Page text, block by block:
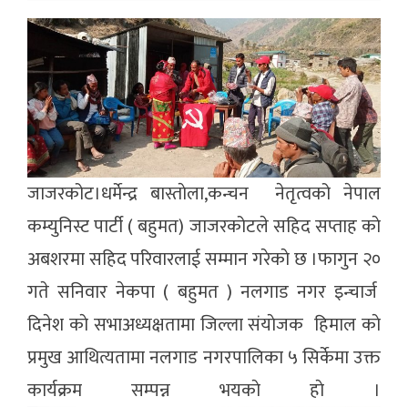
जाजरकोट।धर्मेन्द्र बास्ताेला,कन्चन नेतृत्वको नेपाल
कम्युनिस्ट पार्टी ( बहुमत) जाजरकोटले सहिद सप्ताह काे
अबशरमा सहिद परिवारलाई सम्मान गरेकाे छ ।फागुन २०
गते सनिवार नेकपा ( बहुमत ) नलगाड नगर इन्चार्ज
दिनेश काे सभाअध्यक्षतामा जिल्ला संयाेजक हिमाल काे
प्रमुख आथित्यतामा नलगाड नगरपालिका ५ सिर्केमा उक्त
कार्यक्रम सम्पन्न भयकाे हाे ।